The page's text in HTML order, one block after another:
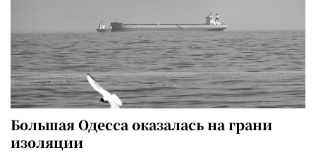
Большая Одесса оказалась на грани
изоляции